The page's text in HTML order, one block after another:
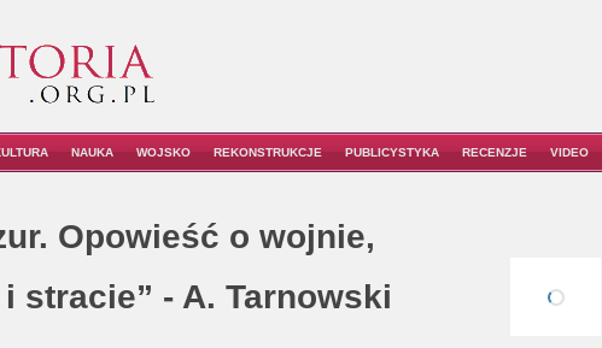
NAUKA WOJSKO REKONSTRUKCJE PUBLICYSTYKA RECENZJE VIDEO
Opowieść o wojnie,
stracie” - A. Tarnowski